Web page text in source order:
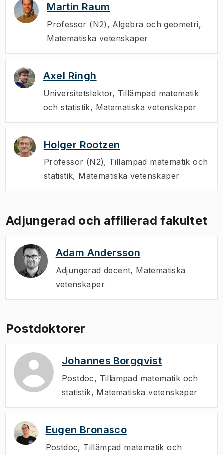
Martin Raum
Professor (N2) , Algebra och geometri,
Matematiska vetenskaper
Axel Ringh
Universitetslektor, Tillämpad matematik
och statistik, Matematiska vetenskaper
Holger Rootzen
Professor (N2), Tillämpad matematik och
statistik, Matematiska vetenskaper
Adjungerad och affilierad fakultet
Adam Andersson
Adjungerad docent, Matematiska
vetenskaper
Postdoktorer
Johannes Borgqvist
Postdoc, Tillämpad matematik och
statistik, Matematiska vetenskaper
Eugen Bronasco
Postdoc, Tillämpad matematik och